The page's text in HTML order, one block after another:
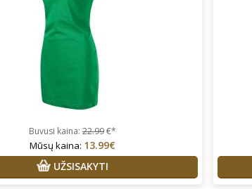
Buvusi kaina: 22.99€*
Mūsų kaina: 13.99€
UŽSISAKYTI